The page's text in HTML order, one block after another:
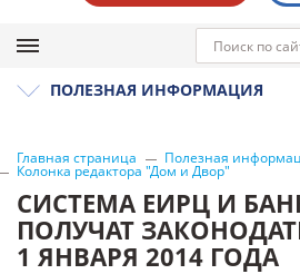
ПОЛЕЗНАЯ ИНФОРМАЦИЯ
Главная страница Полезная
Колонка редактора "Дом и Двор"
СИСТЕМА ЕИРЦ И
ПОЛУЧАТ
1 ЯНВАРЯ 2014 ГОДА